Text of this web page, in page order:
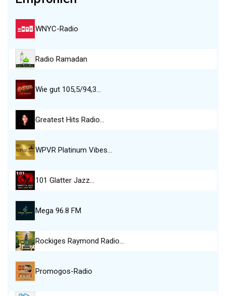
WNYC-Radio
Radio Ramadan
Wie gut 105,5/94,3…
Greatest Hits Radio…
WPVR Platinum Vibes…
101 Glatter Jazz…
Mega 96.8 FM
Rockiges Raymond Radio…
Promogos-Radio